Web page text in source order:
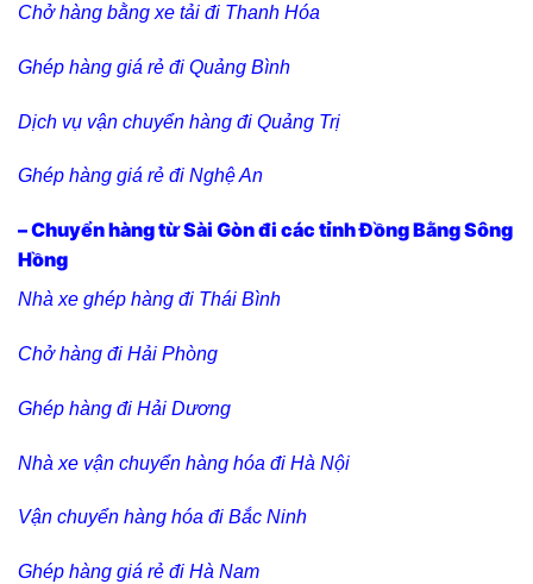
Chở hàng bằng xe tải đi Thanh Hóa
Ghép hàng giá rẻ đi Quảng Bình
Dịch vụ vận chuyển hàng đi Quảng Trị
Ghép hàng giá rẻ đi Nghệ An
– Chuyển hàng từ Sài Gòn đi các tỉnh Đồng Bằng Sông
Hồng
Nhà xe ghép hàng đi Thái Bình
Chở hàng đi Hải Phòng
Ghép hàng đi Hải Dương
Nhà xe vận chuyển hàng hóa đi Hà Nội
Vận chuyển hàng hóa đi Bắc Ninh
Ghép hàng giá rẻ đi Hà Nam